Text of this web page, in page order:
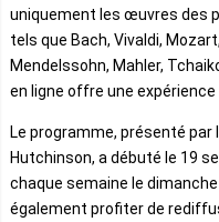
uniquement les œuvres des
tels que Bach, Vivaldi,
Mendelssohn, Mahler,
en ligne offre une
Le programme, présenté
Hutchinson, a débuté le 19
chaque semaine le
également profiter de